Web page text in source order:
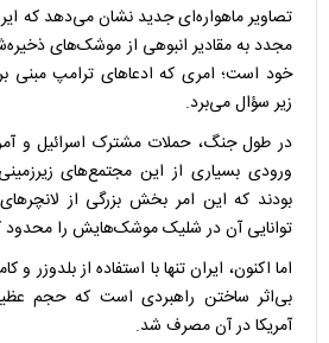
تصاویر ماهواره‌ای جدید نشان می‌دهد که
مجدد به مقادیر انبوهی از موشک‌های
خود است؛ امری که ادعاهای ترامپ مبنی بر
زیر سؤال می‌برد.
در طول جنگ، حملات مشترک اسرائیل و
ورودی بسیاری از این مجتمع‌های
بودند که این امر بخش بزرگی از
توانایی آن در شلیک موشک‌هایش را محدود
اما اکنون، ایران تنها با استفاده از بلدوزر
بی‌اثر ساختن راهبردی است که حجم
آمریکا در آن مصرف شد.